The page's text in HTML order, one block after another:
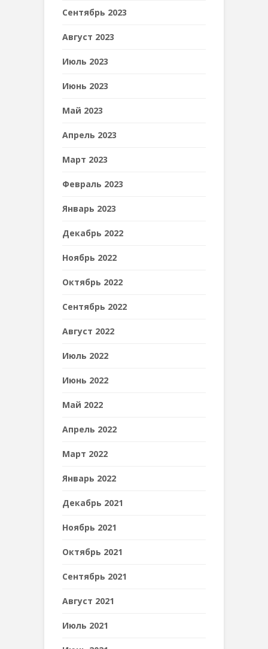
Сентябрь 2023
Август 2023
Июль 2023
Июнь 2023
Май 2023
Апрель 2023
Март 2023
Февраль 2023
Январь 2023
Декабрь 2022
Ноябрь 2022
Октябрь 2022
Сентябрь 2022
Август 2022
Июль 2022
Июнь 2022
Май 2022
Апрель 2022
Март 2022
Январь 2022
Декабрь 2021
Ноябрь 2021
Октябрь 2021
Сентябрь 2021
Август 2021
Июль 2021